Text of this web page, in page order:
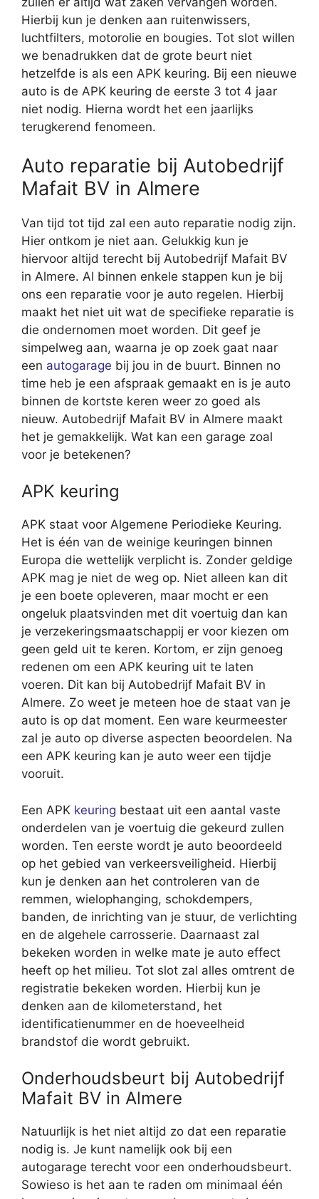
Hierbij kun je denken aan ruitenwissers,
luchtfilters, motorolie en bougies. Tot slot willen
we benadrukken dat de grote beurt niet
hetzelfde is als een APK keuring. Bij een nieuwe
auto is de APK keuring de eerste 3 tot 4 jaar
niet nodig. Hierna wordt het een jaarlijks
terugkerend fenomeen.
Auto reparatie bij Autobedrijf
Mafait BV in Almere
Van tijd tot tijd zal een auto reparatie nodig zijn.
Hier ontkom je niet aan. Gelukkig kun je
hiervoor altijd terecht bij Autobedrijf Mafait BV
in Almere. Al binnen enkele stappen kun je bij
ons een reparatie voor je auto regelen. Hierbij
maakt het niet uit wat de specifieke reparatie is
die ondernomen moet worden. Dit geef je
simpelweg aan, waarna je op zoek gaat naar
een autogarage bij jou in de buurt. Binnen no
time heb je een afspraak gemaakt en is je auto
binnen de kortste keren weer zo goed als
nieuw. Autobedrijf Mafait BV in Almere maakt
het je gemakkelijk. Wat kan een garage zoal
voor je betekenen?
APK keuring
APK staat voor Algemene Periodieke Keuring.
Het is één van de weinige keuringen binnen
Europa die wettelijk verplicht is. Zonder geldige
APK mag je niet de weg op. Niet alleen kan dit
je een boete opleveren, maar mocht er een
ongeluk plaatsvinden met dit voertuig dan kan
je verzekeringsmaatschappij er voor kiezen om
geen geld uit te keren. Kortom, er zijn genoeg
redenen om een APK keuring uit te laten
voeren. Dit kan bij Autobedrijf Mafait BV in
Almere. Zo weet je meteen hoe de staat van je
auto is op dat moment. Een ware keurmeester
zal je auto op diverse aspecten beoordelen. Na
een APK keuring kan je auto weer een tijdje
vooruit.
Een APK keuring bestaat uit een aantal vaste
onderdelen van je voertuig die gekeurd zullen
worden. Ten eerste wordt je auto beoordeeld
op het gebied van verkeersveiligheid. Hierbij
kun je denken aan het controleren van de
remmen, wielophanging, schokdempers,
banden, de inrichting van je stuur, de verlichting
en de algehele carrosserie. Daarnaast zal
bekeken worden in welke mate je auto effect
heeft op het milieu. Tot slot zal alles omtrent de
registratie bekeken worden. Hierbij kun je
denken aan de kilometerstand, het
identificatienummer en de hoeveelheid
brandstof die wordt gebruikt.
Onderhoudsbeurt bij Autobedrijf
Mafait BV in Almere
Natuurlijk is het niet altijd zo dat een reparatie
nodig is. Je kunt namelijk ook bij een
autogarage terecht voor een onderhoudsbeurt.
Sowieso is het aan te raden om minimaal één